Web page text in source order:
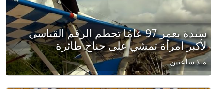
سيدة بعمر 97 عامًا تحطم الرقم القياسي
لأكبر امرأة تمشي على جناح طائرة
منذ ساعتين